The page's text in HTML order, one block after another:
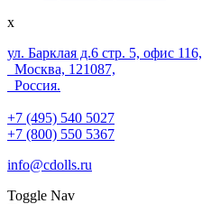
x
ул. Барклая д.6 стр. 5, офис 116,
Москва, 121087,
Россия.
+7 (495) 540 5027
+7 (800) 550 5367
info@cdolls.ru
Toggle Nav